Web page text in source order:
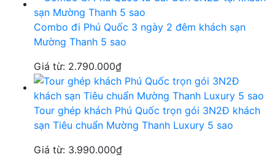
Combo đi Phú Quốc 3 ngày 2 đêm khách sạn
Mường Thanh 5 sao
Giá từ: 2.790.000₫
Tour ghép khách Phú Quốc trọn gói 3N2Đ khách
sạn Tiêu chuẩn Mường Thanh Luxury 5 sao
Giá từ: 3.990.000₫